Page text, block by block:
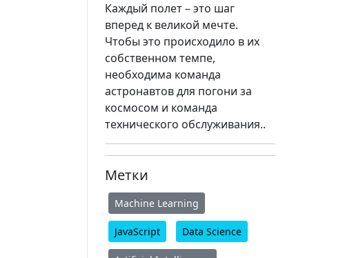
Каждый полет – это шаг
вперед к великой мечте.
Чтобы это происходило в их
собственном темпе,
необходима команда
астронавтов для погони за
космосом и команда
технического обслуживания..
Метки
Machine Learning
JavaScript Data Science